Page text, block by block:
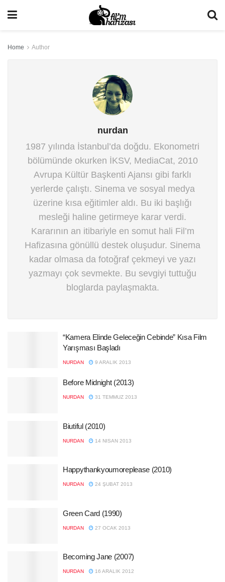
Home Author
nurdan
1987 yılında İstanbul’da doğdu. Ekonometri
bölümünde okurken İKSV, MediaCat, 2010
Avrupa Kültür Başkenti Ajansı gibi farklı
yerlerde çalıştı. Sinema ve sosyal medya
üzerine kısa eğitimler aldı. Bu iki başlığı
mesleği haline getirmeye karar verdi.
Kararının an itibariyle en somut hali Fil’m
Hafizasına gönüllü destek oluşudur. Sinema
kadar olmasa da fotoğraf çekmeyi ve yazı
yazmayı çok sevmekte. Bu sevgiyi tuttuğu
bloglarda paylaşmakta.
“Kamera Elinde Geleceğin Cebinde” Kısa Film
Yarışması Başladı
NURDAN 9 ARALIK 2013
Before Midnight (2013)
NURDAN 31 TEMMUZ 2013
Biutiful (2010)
NURDAN 14 NISAN 2013
Happythankyoumoreplease (2010)
NURDAN 24 ŞUBAT 2013
Green Card (1990)
NURDAN 27 OCAK 2013
Becoming Jane (2007)
NURDAN 16 ARALIK 2012